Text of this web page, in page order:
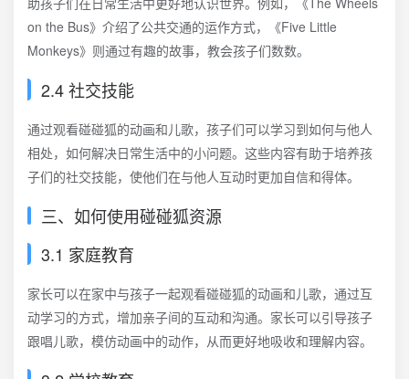
on the Bus》介绍了公共交通的运作方式，《Five Little
Monkeys》则通过有趣的故事，教会孩子们数数。
2.4 社交技能
通过观看碰碰狐的动画和儿歌，孩子们可以学习到如何与他人
相处，如何解决日常生活中的小问题。这些内容有助于培养孩
子们的社交技能，使他们在与他人互动时更加自信和得体。
三、如何使用碰碰狐资源
3.1 家庭教育
家长可以在家中与孩子一起观看碰碰狐的动画和儿歌，通过互
动学习的方式，增加亲子间的互动和沟通。家长可以引导孩子
跟唱儿歌，模仿动画中的动作，从而更好地吸收和理解内容。